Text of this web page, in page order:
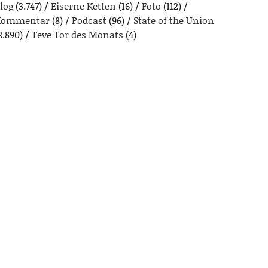
(3.747) Eiserne Ketten (16) Foto (112)
(8) Podcast(96)
State of the Union
Teve Tor des Monats (4)